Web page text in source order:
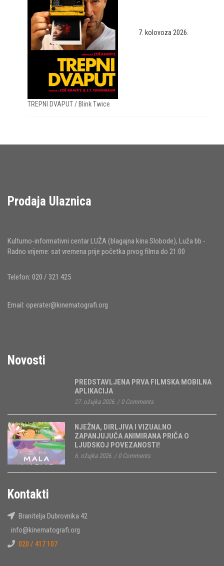
TREPNI DVAPUT / Blink Twice
7. kolovoza 2026.
Prodaja Ulaznica
Kulturno-informativni centar LUŽA (blagajna kina Slobode), Luža bb -
Radno vrijeme: sat vremena prije početka prvog filma do 21:00
Telefon: 020 / 321 425
Email: operater@kinematografi.org
Novosti
PREDSTAVLJENA PRVA FILMSKA MOBILNA
APLIKACIJA
27. ožujka 2026. / 0 Comments
NJEŽNA, DIRLJIVA I VIZUALNO
ZAPANJUJUĆA ANIMIRANA PRIČA O
LJUDSKOJ POVEZANOSTI!
6. ožujka 2026. / 0 Comments
Kontakti
Branitelja Dubrovnika 42
info@kinematografi.org
020 / 417 107